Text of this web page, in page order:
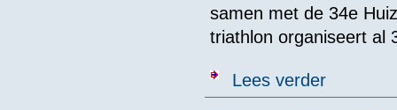
samen met de 34e
triathlon organiseert al
Lees verderover 4e